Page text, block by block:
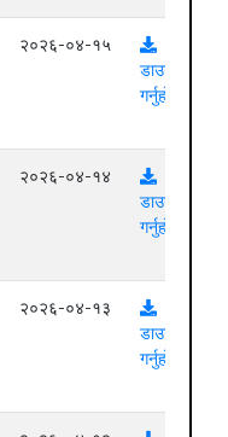
२०२६-०४-१५
डाउनलोड
गर्नुहोस्
२०२६-०४-१४
डाउनलोड
गर्नुहोस्
२०२६-०४-१३
डाउनलोड
गर्नुहोस्